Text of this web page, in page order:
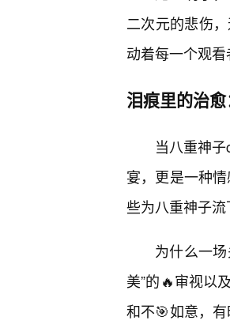
二次元的悲伤
动着每一个观看
泪痕里的治
当八重神
宴，更是一种
些为八重神子流
为什么一
美”的🔥审视以
和不🎯如意，